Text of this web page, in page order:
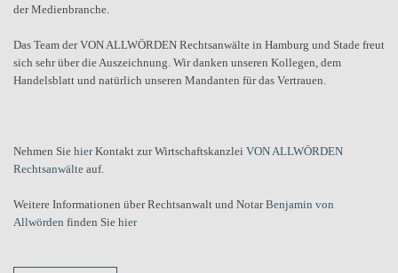
der Medienbranche.
Das Team der VON ALLWÖRDEN Rechtsanwälte in Hamburg und Stade freut
sich sehr über die Auszeichnung. Wir danken unseren Kollegen, dem
Handelsblatt und natürlich unseren Mandanten für das Vertrauen.
Nehmen Sie hierKontakt zur Wirtschaftskanzlei VON ALLWÖRDEN
Rechtsanwälte auf.
Weitere Informationen über Rechtsanwalt und NotarBenjamin von
Allwörden finden Sie hier